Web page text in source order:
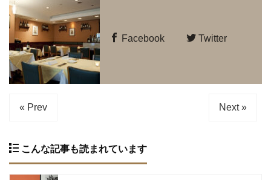
Facebook Twitter
« Prev Next »
こんな記事も読まれています